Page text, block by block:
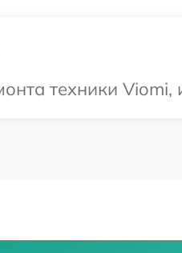
техники Viomi,